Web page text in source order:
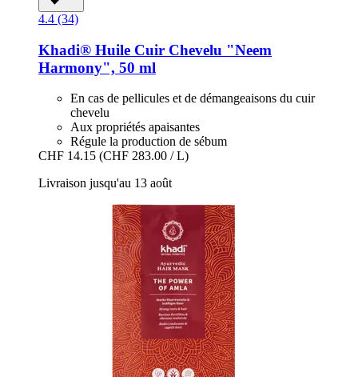
4.4 (34)
Khadi® Huile Cuir Chevelu "Neem
Harmony", 50 ml
En cas de pellicules et de démangeaisons du cuir
chevelu
Aux propriétés apaisantes
Régule la production de sébum
CHF 14.15 (CHF 283.00 / L)
Livraison jusqu'au 13 août